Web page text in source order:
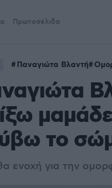
Πρωτοσέλιδα
Παναγιώτα Βλαντή
το
ενοχή για την